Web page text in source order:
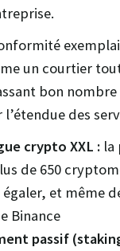
un courtier
bon nombre
des
crypto XXL : la
de 650
et même
Binance
passif